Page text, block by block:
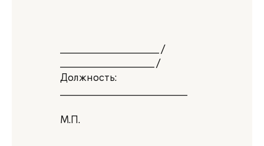
_____________________ /
____________________ /
Должность:
___________________________
М.П.